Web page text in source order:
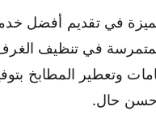
في تقديم أفضل
في تنظيف
وتعطير المطابخ
حال.